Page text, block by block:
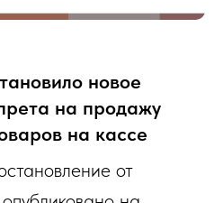
новое
на продажу
на кассе
от